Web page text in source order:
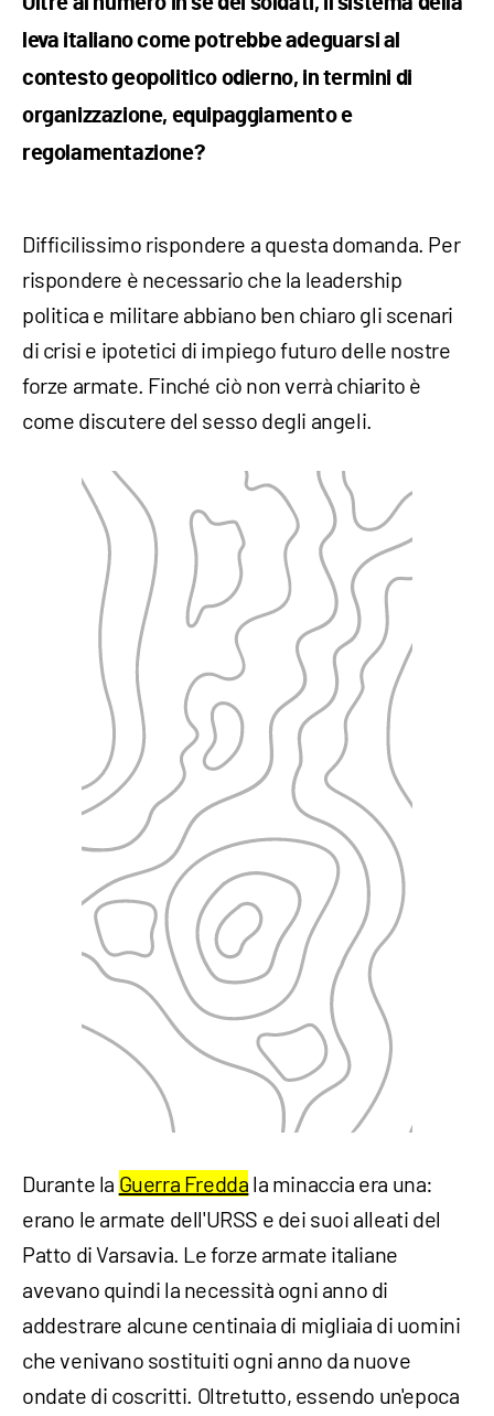
leva italiano come potrebbe adeguarsi al
contesto geopolitico odierno, in termini di
organizzazione, equipaggiamento e
regolamentazione?
Difficilissimo rispondere a questa domanda. Per
rispondere è necessario che la leadership
politica e militare abbiano ben chiaro gli scenari
di crisi e ipotetici di impiego futuro delle nostre
forze armate. Finché ciò non verrà chiarito è
come discutere del sesso degli angeli.
Durante la Guerra Fredda la minaccia era una:
erano le armate dell'URSS e dei suoi alleati del
Patto di Varsavia. Le forze armate italiane
avevano quindi la necessità ogni anno di
addestrare alcune centinaia di migliaia di uomini
che venivano sostituiti ogni anno da nuove
ondate di coscritti. Oltretutto, essendo un'epoca